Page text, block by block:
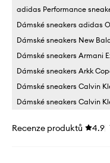
adidas Performance
Dámské sneakers adidas
Dámské sneakers New
Dámské sneakers Armani
Dámské sneakers Arkk
Dámské sneakers Calvin
Dámské sneakers Calvin
Recenze produktů 4.9